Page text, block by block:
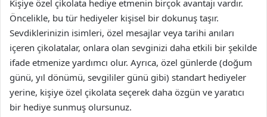
Kişiye özel çikolata hediye etmenin birçok avantajı vardır.
Öncelikle, bu tür hediyeler kişisel bir dokunuş taşır.
Sevdiklerinizin isimleri, özel mesajlar veya tarihi anıları
içeren çikolatalar, onlara olan sevginizi daha etkili bir şekilde
ifade etmenize yardımcı olur. Ayrıca, özel günlerde (doğum
günü, yıl dönümü, sevgililer günü gibi) standart hediyeler
yerine, kişiye özel çikolata seçerek daha özgün ve yaratıcı
bir hediye sunmuş olursunuz.